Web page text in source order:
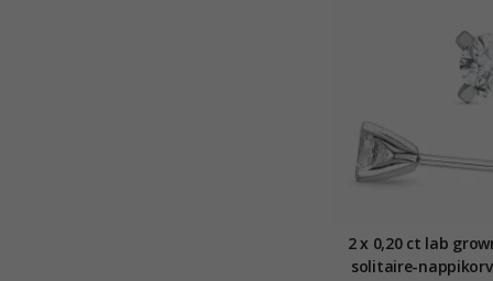
2 x 0,20 ct lab
solitaire-